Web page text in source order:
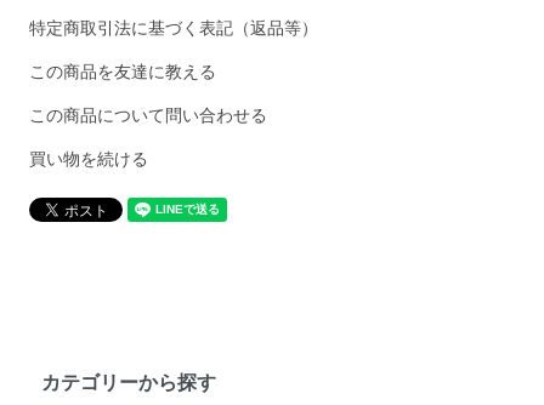
特定商取引法に基づく表記（返品等）
この商品を友達に教える
この商品について問い合わせる
買い物を続ける
カテゴリーから探す